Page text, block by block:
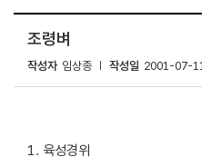
조령벼
작성자 임상종 작성일 2001-07-
1. 육성경위